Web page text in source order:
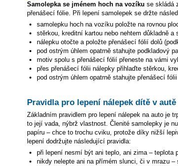
Samolepka se jménem hoch na vozíku se skládá
přenášecí fólie. Při lepení samolepek se držte
samolepku hoch na vozíkupoložte na rovnou
stěrkou, kreditní kartou nebo nehtem důkladně
nálepku otočte a položte přenášecí fólií dolů
pod ostrým úhlem opatrně stahujte podkladový
motiv spolu s přenášecí fólií přeneste na vámi
přes přenášecí fólii nálepky přihlaďte stěrkou,
pod ostrým úhlem opatrně stahujte přenášecí
Pravidla pro lepení nálepek dítě v autě
Základním pravidlem pro lepení nálepek na auto je
to její vada, nýbrž vlastnost. Členité samolepky je
papíru – chce to trochu cviku, protože díky nižší
lepení dodržujte následující pravidla:
při lepení nesmí být ani teplo, ani zima – teplota
nikdy nelepte ani na přímém slunci, či v mrazu